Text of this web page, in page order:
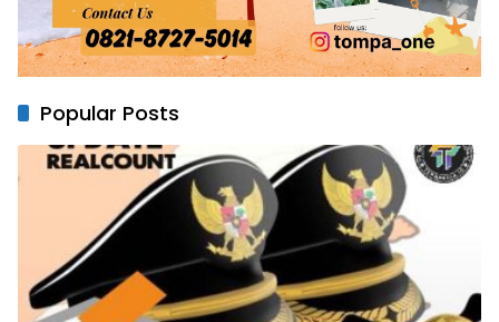
Popular Posts